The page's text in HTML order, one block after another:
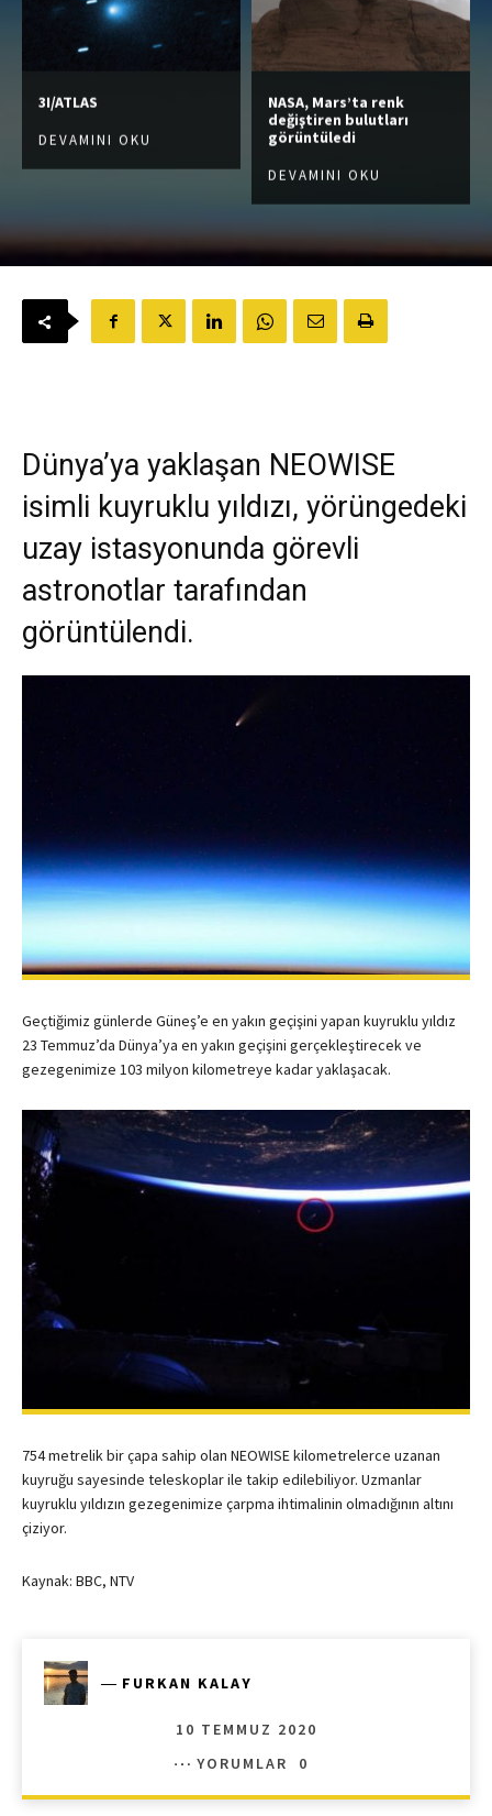
3I/ATLAS
DEVAMINI OKU
NASA, Mars’ta renk
değiştiren bulutları
görüntüledi
DEVAMINI OKU
Dünya’ya yaklaşan NEOWISE
isimli kuyruklu yıldızı, yörüngedeki
uzay istasyonunda görevli
astronotlar tarafından
görüntülendi.
Geçtiğimiz günlerde Güneş’e en yakın geçişini yapan kuyruklu yıldız
23 Temmuz’da Dünya’ya en yakın geçişini gerçekleştirecek ve
gezegenimize 103 milyon kilometreye kadar yaklaşacak.
754 metrelik bir çapa sahip olan NEOWISE kilometrelerce uzanan
kuyruğu sayesinde teleskoplar ile takip edilebiliyor. Uzmanlar
kuyruklu yıldızın gezegenimize çarpma ihtimalinin olmadığının altını
çiziyor.
Kaynak: BBC, NTV
― FURKAN KALAY
10 TEMMUZ 2020
YORUMLAR
0